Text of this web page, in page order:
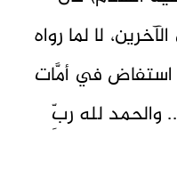
لا لما رواه
استفاض في أمَّات
والحمد لله ربِّ